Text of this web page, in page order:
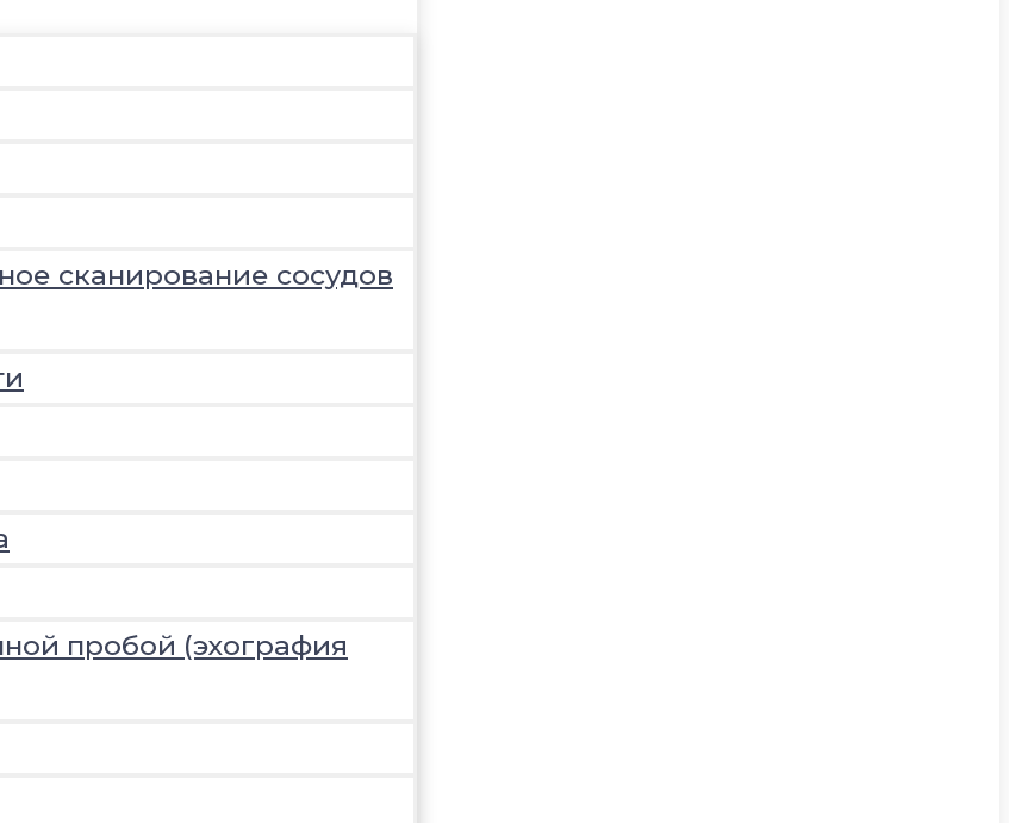
сканирование сосудов
пробой (эхография